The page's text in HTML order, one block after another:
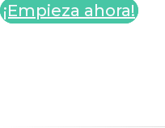
¡Empieza ahora!